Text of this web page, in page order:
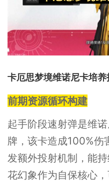
卡厄思梦境维诺尼卡培养
前期资源循环构建
起手阶段速射弹是维
牌，该卡造成100%伤
发额外投射机制，能
花幻象作为自保核心